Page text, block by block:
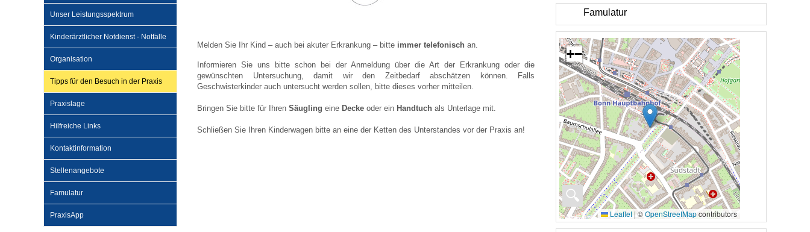
Impfsicherheit
Häufige Fragen
Recht auf Impfung
Notdienste
Empfehlungen zum Bildschirmmediengebrauch
Hörlexikon
Material zu den Vorsorgen
Unser Leistungsspektrum
Kinderärztlicher Notdienst - Notfälle
Organisation
Tipps für den Besuch in der Praxis
Praxislage
Hilfreiche Links
Kontaktinformation
Stellenangebote
Famulatur
PraxisApp
Melden Sie Ihr Kind – auch bei akuter Erkrankung – bitte immer telefonisch an.
Informieren Sie uns bitte schon bei der Anmeldung über die Art der Erkrankung oder die
gewünschten Untersuchung, damit wir den Zeitbedarf abschätzen können. Falls
Geschwisterkinder auch untersucht werden sollen, bitte dieses vorher mitteilen.
Bringen Sie bitte für Ihren Säugling eine Decke oder ein Handtuch als Unterlage mit.
Schließen Sie Ihren Kinderwagen bitte an eine der Ketten des Unterstandes vor der Praxis an!
Famulatur
🔍
+−
Leaflet | ©OpenStreetMapcontributors